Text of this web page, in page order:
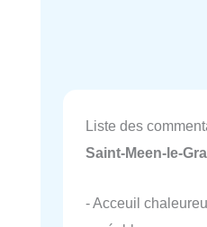
Liste des
Saint-Meen-le-
- Acceuil